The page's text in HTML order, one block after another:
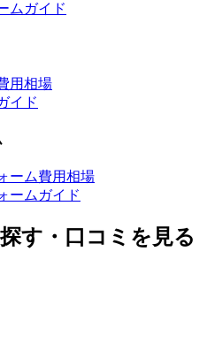
ムガイド
用相場
イド
ーム費用相場
ームガイド
す・口コミを見る